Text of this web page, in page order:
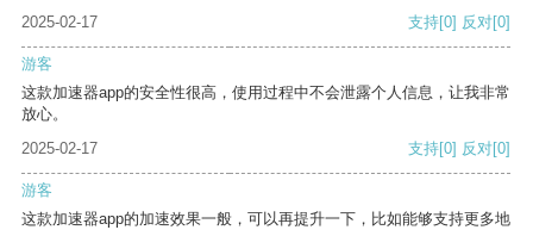
2025-02-17 支持[0] 反对[0]
游客
这款加速器app的安全性很高，使用过程中不会泄露个人信息，让我非常
放心。
2025-02-17
支持[0] 反对[0]
游客
这款加速器app的加速效果一般，可以再提升一下，比如能够支持更多地